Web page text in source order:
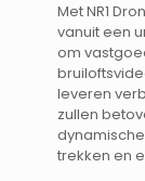
Met NR1
vanuit een
om
leveren
zullen
trekken en